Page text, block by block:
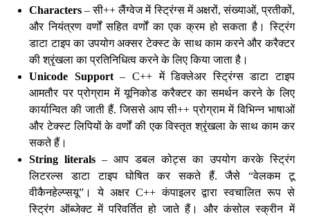
Characters – सी++ लैंग्वेज में स्ट्रिंग्स में अक्षरों, संख्याओं, प्रतीकों,
और नियंत्रण वर्णों सहित वर्णों का एक क्रम हो सकता है। स्ट्रिंग
डाटा टाइप का उपयोग अक्सर टेक्स्ट के साथ काम करने और करैक्टर
की श्रृंखला का प्रतिनिधित्व करने के लिए किया जाता है।
Unicode Support– C++ में डिक्लेअर स्ट्रिंग्स डाटा टाइप
आमतौर पर प्रोग्राम में यूनिकोड करैक्टर का समर्थन करने के लिए
कार्यान्वित की जाती हैं. जिससे आप सी++ प्रोग्राम में विभिन्न भाषाओं
और टेक्स्ट लिपियों के वर्णों की एक विस्तृत श्रृंखला के साथ काम कर
सकते हैं।
String literals – आप डबल कोट्स का उपयोग करके स्ट्रिंग
लिटरल्स डाटा टाइप घोषित कर सकते हैं. जैसे “वेलकम टू
वीकैनहेल्प्सयू”। ये अक्षर C++ कंपाइलर द्वारा स्वचालित रूप से
स्ट्रिंग ऑब्जेक्ट में परिवर्तित हो जाते हैं। और कंसोल स्क्रीन में